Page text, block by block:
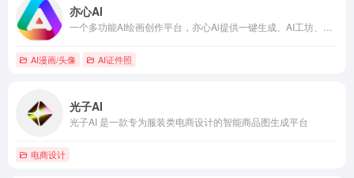
亦心AI
AI漫画/头像 AI证件照
光子AI
光子AI 是一款专为服装类电商设计的智能商品图生成平台
电商设计